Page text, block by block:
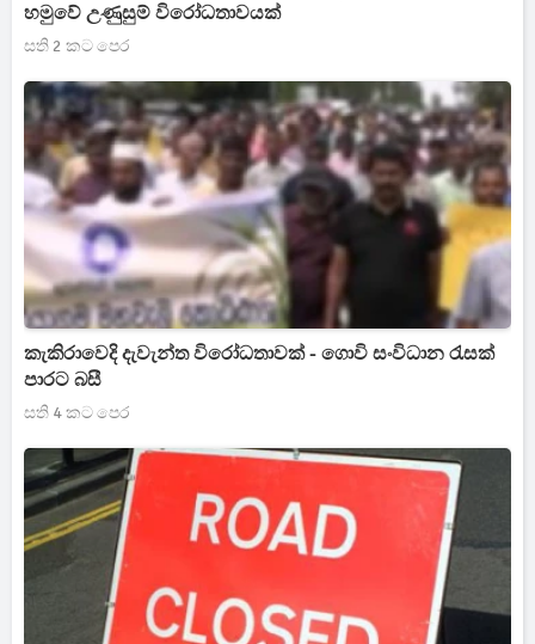
හමුවේ උණුසුම් විරෝධතාවයක්
සති 2 කට පෙර
කැකිරාවෙදි දැවැන්ත විරෝධතාවක් - ගොවි සංවිධාන රැසක්
පාරට බසී
සති 4 කට පෙර